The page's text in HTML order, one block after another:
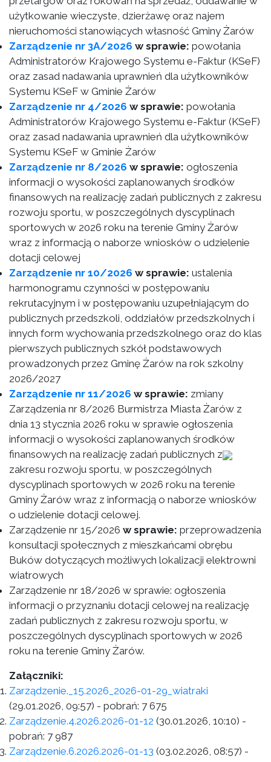
użytkowanie wieczyste, dzierżawę oraz najem
nieruchomości stanowiących własność Gminy Żarów
Zarządzenie nr 3A/2026 w sprawie: powołania
Administratorów Krajowego Systemu e-Faktur (KSeF)
oraz zasad nadawania uprawnień dla użytkowników
Systemu KSeF w Gminie Żarów
Zarządzenie nr 4/2026 w sprawie: powołania
Administratorów Krajowego Systemu e-Faktur (KSeF)
oraz zasad nadawania uprawnień dla użytkowników
Systemu KSeF w Gminie Żarów
Zarządzenie nr 8/2026 w sprawie: ogłoszenia
informacji o wysokości zaplanowanych środków
finansowych na realizację zadań publicznych z zakresu
rozwoju sportu, w poszczególnych dyscyplinach
sportowych w 2026 roku na terenie Gminy Żarów
wraz z informacją o naborze wniosków o udzielenie
dotacji celowej
Zarządzenie nr 10/2026 w sprawie: ustalenia
harmonogramu czynności w postępowaniu
rekrutacyjnym i w postępowaniu uzupełniającym do
publicznych przedszkoli, oddziałów przedszkolnych i
innych form wychowania przedszkolnego oraz do klas
pierwszych publicznych szkół podstawowych
prowadzonych przez Gminę Żarów na rok szkolny
2026/2027
Zarządzenie nr 11/2026 w sprawie: zmiany
Zarządzenia nr 8/2026 Burmistrza Miasta Żarów z
dnia 13 stycznia 2026 roku w sprawie ogłoszenia
informacji o wysokości zaplanowanych środków
finansowych na realizację zadań publicznych z
zakresu rozwoju sportu, w poszczególnych
dyscyplinach sportowych w 2026 roku na terenie
Gminy Żarów wraz z informacją o naborze wniosków
o udzielenie dotacji celowej.
Zarządzenie nr 15/2026 w sprawie: przeprowadzenia
konsultacji społecznych z mieszkańcami obrębu
Buków dotyczących możliwych lokalizacji elektrowni
wiatrowych
Zarządzenie nr 18/2026 w sprawie: ogłoszenia
informacji o przyznaniu dotacji celowej na realizację
zadań publicznych z zakresu rozwoju sportu, w
poszczególnych dyscyplinach sportowych w 2026
roku na terenie Gminy Żarów.
Załączniki:
Zarządzenie._15.2026_2026-01-29_wiatraki
(29.01.2026, 09:57) - pobrań: 7 675
Zarządzenie.4.2026.2026-01-12 (30.01.2026, 10:10) -
pobrań: 7 987
Zarządzenie.6.2026.2026-01-13 (03.02.2026, 08:57) -